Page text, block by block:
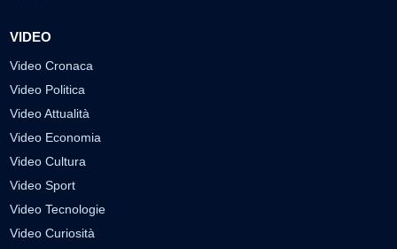
VIDEO
Video Cronaca
Video Politica
Video Attualità
Video Economia
Video Cultura
Video Sport
Video Tecnologie
Video Curiosità